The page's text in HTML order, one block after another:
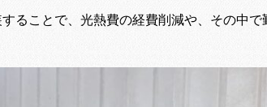
ることで、光熱費の経費削減や、その中